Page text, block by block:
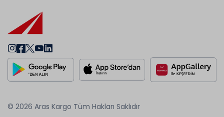
© 2026 Aras Kargo Tüm Hakları Saklıdır